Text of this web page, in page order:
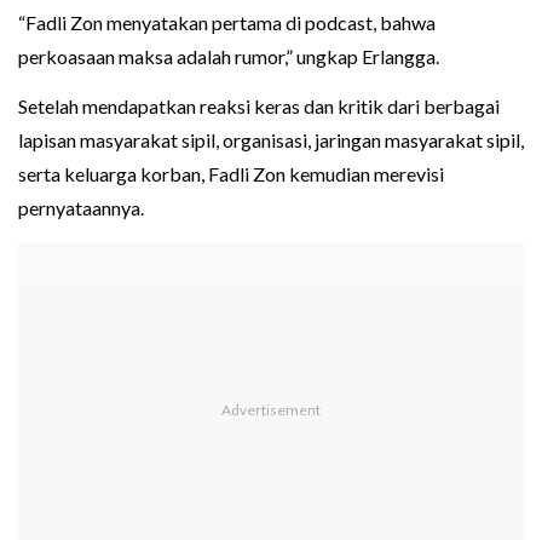
“Fadli Zon menyatakan pertama di podcast, bahwa
perkoasaan maksa adalah rumor,” ungkap Erlangga.
Setelah mendapatkan reaksi keras dan kritik dari berbagai
lapisan masyarakat sipil, organisasi, jaringan masyarakat sipil,
serta keluarga korban, Fadli Zon kemudian merevisi
pernyataannya.